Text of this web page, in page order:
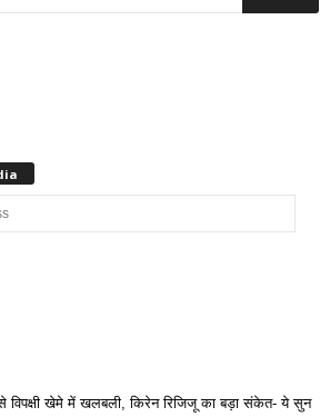
विपक्षी खेमे में खलबली, किरेन रिजिजू का बड़ा संकेत- ये सुन